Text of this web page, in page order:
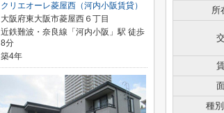
所
種
クリエオーレ菱屋西（河内小阪賃貸）
大阪府東大阪市菱屋西６丁目
近鉄難波・奈良線「河内小阪」駅 徒歩
8分
築4年